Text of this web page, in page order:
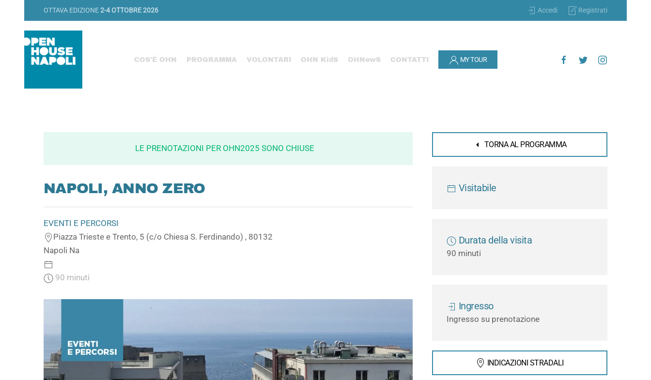
OTTAVA EDIZIONE2-4 OTTOBRE 2026 Accedi Registrati
COS'È OHN PROGRAMMA VOLONTARI OHN KidS OHNewS CONTATTI MY TOUR
LE PRENOTAZIONI PER OHN2025 SONO CHIUSE
NAPOLI, ANNO ZERO
EVENTI E PERCORSI
Piazza Trieste e Trento, 5 (c/o Chiesa S. Ferdinando) , 80132
Napoli Na
90 minuti
TORNA AL PROGRAMMA
Visitabile
Durata della visita
90 minuti
Ingresso
Ingresso su prenotazione
INDICAZIONI STRADALI